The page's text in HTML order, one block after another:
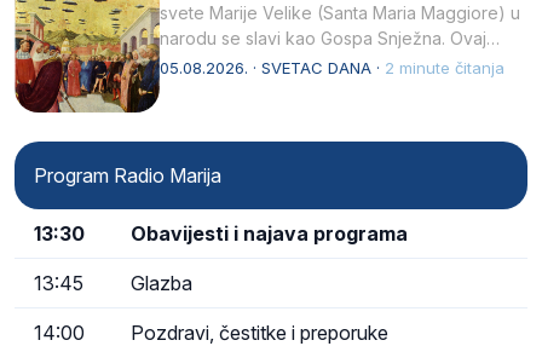
svete Marije Velike (Santa Maria Maggiore) u
narodu se slavi kao Gospa Snježna. Ovaj
naziv, Sancta Maria…
05.08.2026. · SVETAC DANA · 2 minute čitanja
Program Radio Marija
13:30 Obavijesti i najava programa
13:45 Glazba
14:00 Pozdravi, čestitke i preporuke